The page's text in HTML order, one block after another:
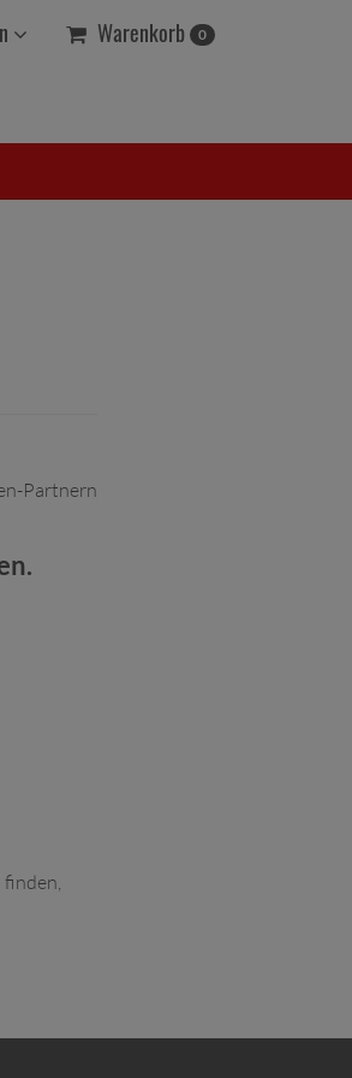
Warenkorb 0
Partnern
finden,